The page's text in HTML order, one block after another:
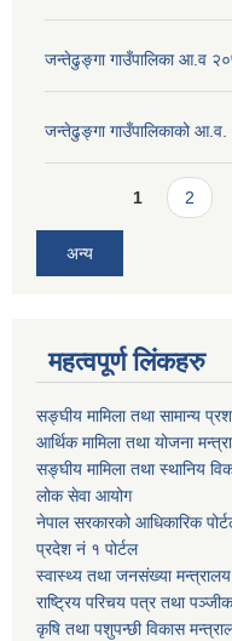
जन्तेढुङ्गा गाउँपालिका आ.व
जन्तेढुङ्गा गाउँपालिकाको
Pages1 2
अन्य
महत्वपूर्ण लिंकहरु
सङ्घीय मामिला तथा सामान्य
आर्थिक मामिला तथा योजना
सङ्घीय मामिला तथा स्थानिय
लोक सेवा आयोग
नेपाल सरकारको आधिकारिक
प्रदेश नं १ पोर्टल
स्वास्थ्य तथा जनसंख्या मन्त्रालय
राष्ट्रिय परिचय पत्र तथा
कृषि तथा पशुपन्छी विकास